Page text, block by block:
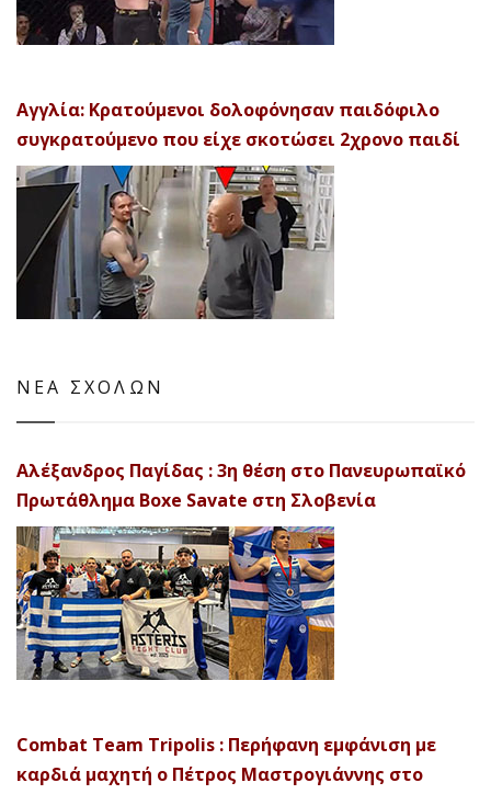
Αγγλία: Κρατούμενοι δολοφόνησαν παιδόφιλο
συγκρατούμενο που είχε σκοτώσει 2χρονο παιδί
ΝΕΑ ΣΧΟΛΩΝ
Αλέξανδρος Παγίδας : 3η θέση στο Πανευρωπαϊκό
Πρωτάθλημα Boxe Savate στη Σλοβενία
Combat Team Tripolis : Περήφανη εμφάνιση με
καρδιά μαχητή ο Πέτρος Μαστρογιάννης στο